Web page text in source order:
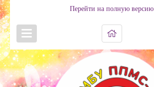
Перейти на полную версию